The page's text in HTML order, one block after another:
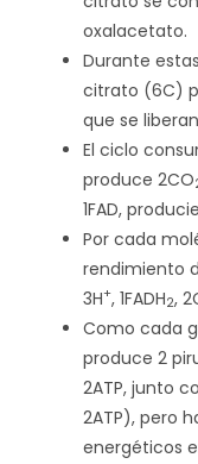
oxalacetato.
Durante
citrato (6C)
que se
El ciclo
produce 2CO
1FAD,
Por cada
rendimiento
3H+, 1FADH2,
Como cada
produce 2
2ATP, junto
2ATP), pero
energéticos